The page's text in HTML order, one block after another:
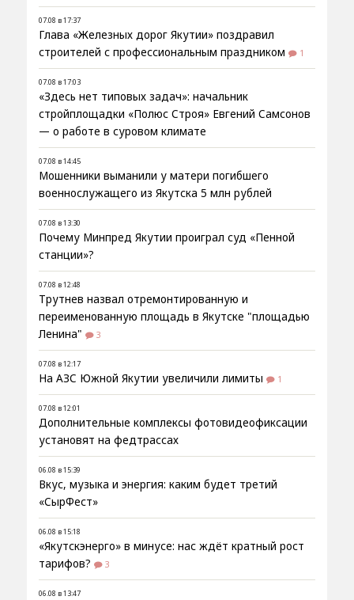
07.08 в 17:37
Глава «Железных дорог Якутии» поздравил
строителей с профессиональным праздником
1
07.08 в 17:03
«Здесь нет типовых задач»: начальник
стройплощадки «Полюс Строя» Евгений Самсонов
— о работе в суровом климате
07.08 в 14:45
Мошенники выманили у матери погибшего
военнослужащего из Якутска 5 млн рублей
07.08 в 13:30
Почему Минпред Якутии проиграл суд «Пенной
станции»?
07.08 в 12:48
Трутнев назвал отремонтированную и
переименованную площадь в Якутске "площадью
Ленина"
3
07.08 в 12:17
На АЗС Южной Якутии увеличили лимиты 1
07.08 в 12:01
Дополнительные комплексы фотовидеофиксации
установят на федтрассах
06.08 в 15:39
Вкус, музыка и энергия: каким будет третий
«СырФест»
06.08 в 15:18
«Якутскэнерго» в минусе: нас ждёт кратный рост
тарифов?
3
06.08 в 13:47